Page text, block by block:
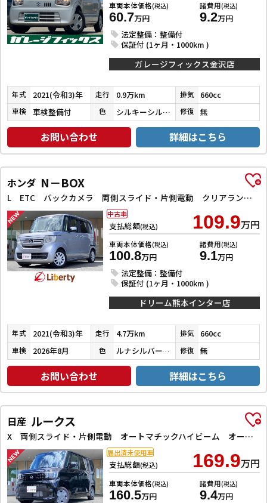
車両本体価格(税込)
60.7万円
諸費用(税込)
9.2万円
法定整備：整備付
保証付 (1ヶ月・1000km )
ガレージフィックス金沢店
年式 2021(令和3)年 走行 0.9万km 排気 660cc
車検 車検整備付 色 シルキーシルバーメタリック 修復 無
お問い合わせ 詳細はこちら
ホンダ N－BOX
L ETC バックカメラ 両側スライド・片側電動 クリアランスソナー オートクルーズコントロール レーンアシスト 衝突被害軽減システム オートライト スマートキー アイドリングストップ 電動格納ミラー
支払総額(税込) 109.9万円
車両本体価格(税込)
100.8万円
諸費用(税込)
9.1万円
法定整備：整備付
保証付 (1ヶ月・1000km )
中古車
ドリーム熊本インター店
年式 2021(令和3)年 走行 4.7万km 排気 660cc
車検 2026年8月 色 ルナシルバーメタリック 修復 無
お問い合わせ 詳細はこちら
日産 ルークス
X 両側スライド・片側電動 オートマチックハイビーム オートライト スマートキー アイドリングストップ 電動格納ミラー ベンチシート CVT USB エアコン パワーステアリング パワーウィンドウ
支払総額(税込) 169.9万円
車両本体価格(税込)
160.5万円
諸費用(税込)
9.4万円
届出済未使用車